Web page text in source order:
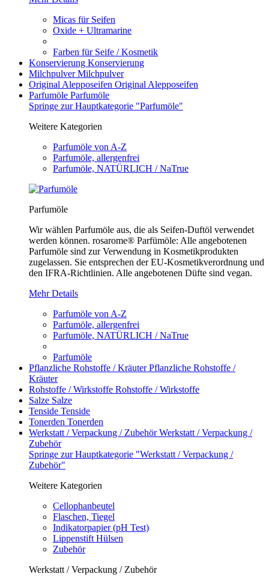
Micas für Seifen
Oxide + Ultramarine
Farben für Seife / Kosmetik
Konservierung Konservierung
MilchpulverMilchpulver
Original Alepposeifen Original Alepposeifen
Parfumöle Parfumöle
Springe zur Hauptkategorie "Parfumöle"
Weitere Kategorien
Parfumöle von A-Z
Parfumöle, allergenfrei
Parfumöle, NATÜRLICH / NaTrue
Parfumöle
Wir wählen Parfumöle aus, die als Seifen-Duftöl verwendet
werden können. rosarome® Parfümöle: Alle angebotenen
Parfumöle sind zur Verwendung in Kosmetikprodukten
zugelassen. Sie entsprechen der EU-Kosmetikverordnung und
den IFRA-Richtlinien. Alle angebotenen Düfte sind vegan.
Mehr Details
Parfumöle von A-Z
Parfumöle, allergenfrei
Parfumöle, NATÜRLICH / NaTrue
Parfumöle
Pflanzliche Rohstoffe / KräuterPflanzliche Rohstoffe /
Kräuter
Rohstoffe / Wirkstoffe Rohstoffe / Wirkstoffe
Salze Salze
Tenside Tenside
Tonerden Tonerden
Werkstatt / Verpackung / ZubehörWerkstatt / Verpackung /
Zubehör
Springe zur Hauptkategorie "Werkstatt / Verpackung /
Zubehör"
Weitere Kategorien
Cellophanbeutel
Flaschen, Tiegel
Indikatorpapier (pH Test)
Lippenstift Hülsen
Zubehör
Werkstatt / Verpackung / Zubehör